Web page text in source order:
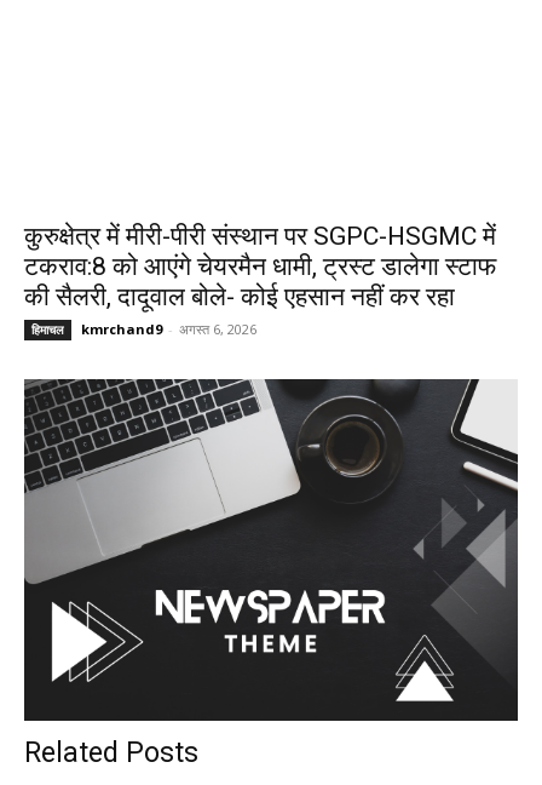
कुरुक्षेत्र में मीरी-पीरी संस्थान पर SGPC-HSGMC में
टकराव:8 को आएंगे चेयरमैन धामी, ट्रस्ट डालेगा स्टाफ
की सैलरी, दादूवाल बोले- कोई एहसान नहीं कर रहा
हिमाचल kmrchand9 - अगस्त 6, 2026
Related Posts